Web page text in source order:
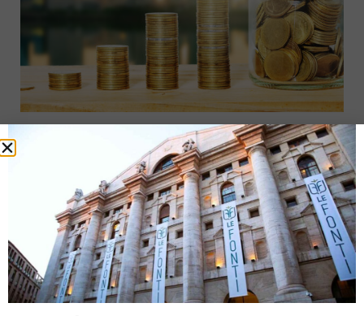
Prosegue l’espansione verso il reddito fisso e l’ESG